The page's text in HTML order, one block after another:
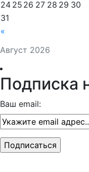
Август 2026
«
24 25 26 27 28 29 30
31
Подписка
Ваш email: